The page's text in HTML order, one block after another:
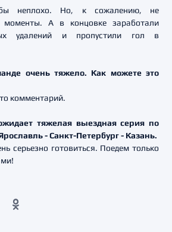
неплохо. Но, к сожалению, не
моменты. А в концовке заработали
удалений и пропустили гол в
очень тяжело. Как можете это
комментарий.
тяжелая выездная серия по
- Санкт-Петербург - Казань.
серьезно готовиться. Поедем только